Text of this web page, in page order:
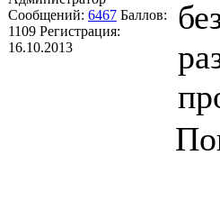
Сообщений: 6467 Баллов:
1109 Регистрация:
16.10.2013